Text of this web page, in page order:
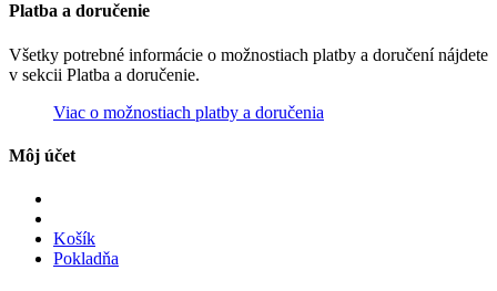
Platba a doručenie
Všetky potrebné informácie o možnostiach platby a doručení nájdete
v sekcii Platba a doručenie.
Viac o možnostiach platby a doručenia
Môj účet
Košík
Pokladňa